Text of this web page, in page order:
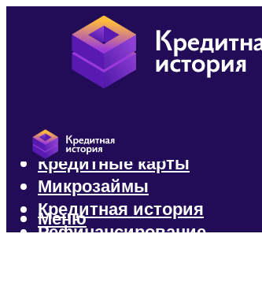
Кредиты
Кредитные карты
Микрозаймы
Кредитная история
Рефинансирование
Меню